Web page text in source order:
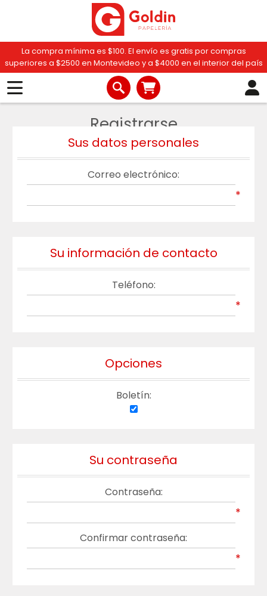
La compra mínima es $100. El envío es gratis por compras
superiores a $2500 en Montevideo y a $4000 en el interior del país
Registrarse
Sus datos personales
Correo electrónico:
*
Su información de contacto
Teléfono:
*
Opciones
Boletín:
Su contraseña
Contraseña:
*
Confirmar contraseña:
*